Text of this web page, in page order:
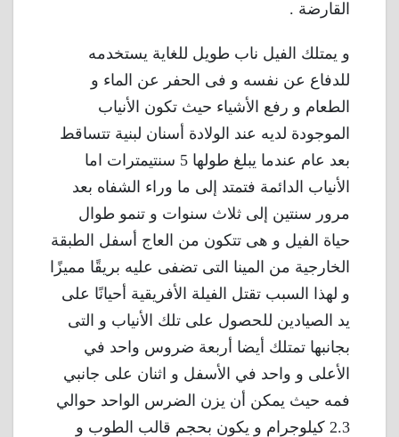
القارضة .
و يمتلك الفيل ناب طويل للغاية يستخدمه
للدفاع عن نفسه و فى الحفر عن الماء و
الطعام و رفع الأشياء حيث تكون الأنياب
الموجودة لديه عند الولادة أسنان لبنية تتساقط
بعد عام عندما يبلغ طولها 5 سنتيمترات اما
الأنياب الدائمة فتمتد إلى ما وراء الشفاه بعد
مرور سنتين إلى ثلاث سنوات و تنمو طوال
حياة الفيل و هى تتكون من العاج أسفل الطبقة
الخارجية من المينا التى تضفى عليه بريقًا مميزًا
و لهذا السبب تقتل الفيلة الأفريقية أحيانًا على
يد الصيادين للحصول على تلك الأنياب و التى
بجانبها تمتلك أيضا أربعة ضروس واحد في
الأعلى و واحد في الأسفل و اثنان على جانبي
فمه حيث يمكن أن يزن الضرس الواحد حوالي
2.3 كيلوجرام و يكون بحجم قالب الطوب و